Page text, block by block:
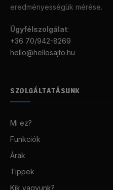
eredményességük mérése.
Ügyfélszolgálat:
+36 70/942-8269
hello@hellosajto.hu
SZOLGÁLTATÁSUNK
Mi ez?
Funkciók
Árak
Tippek
Kik vagyunk?